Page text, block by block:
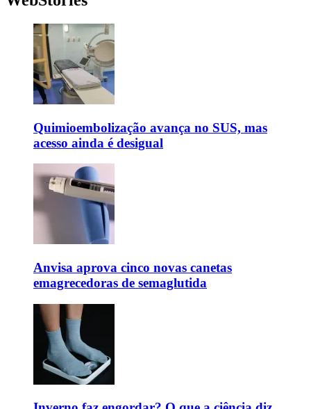
Quimioembolização avança no SUS, mas
acesso ainda é desigual
Anvisa aprova cinco novas canetas
emagrecedoras de semaglutida